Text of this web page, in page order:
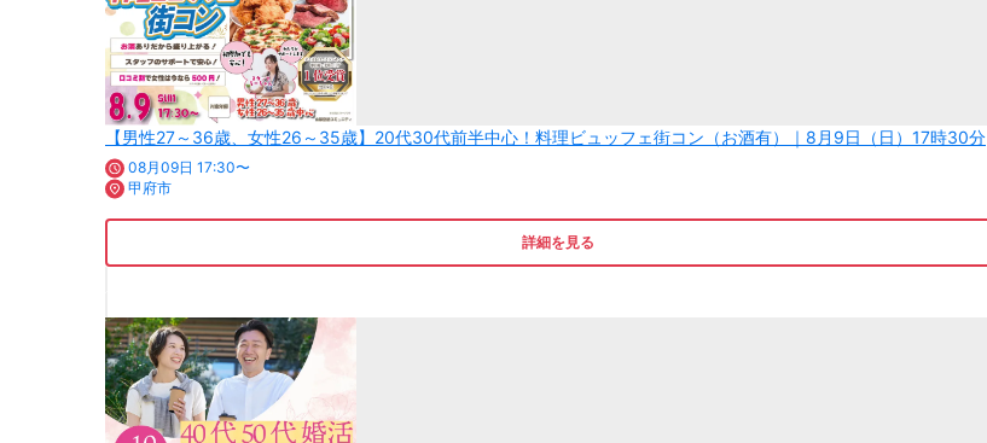
【男性27～36歳、女性26～35歳】20代30代前半中心！料理ビュッフェ街コン（お酒有）｜8月9日（日）17時30分
08月09日 17:30〜
甲府市
詳細を見る